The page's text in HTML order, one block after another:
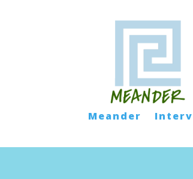
Meander